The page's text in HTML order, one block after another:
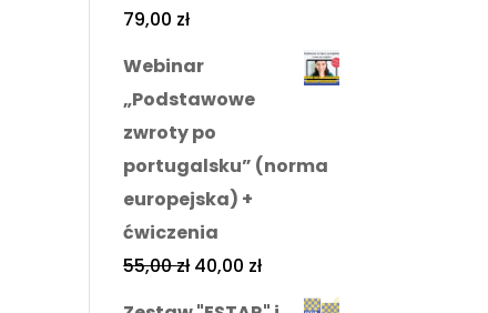
79,00 zł
Webinar
„Podstawowe
zwroty po
portugalsku” (norma
europejska) +
ćwiczenia
55,00zł 40,00 zł